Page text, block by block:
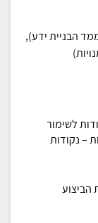
הבניית ידע),
לשימור
– נקודות
הביצוע